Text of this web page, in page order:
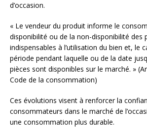
d’occasion.
« Le vendeur du produit informe le
disponibilité ou de la non-disponibilité des
indispensables à l’utilisation du bien et, le
période pendant laquelle ou de la date
pièces sont disponibles sur le marché. »
Code de la consommation)
Ces évolutions visent à renforcer la
consommateurs dans le marché de
une consommation plus durable.